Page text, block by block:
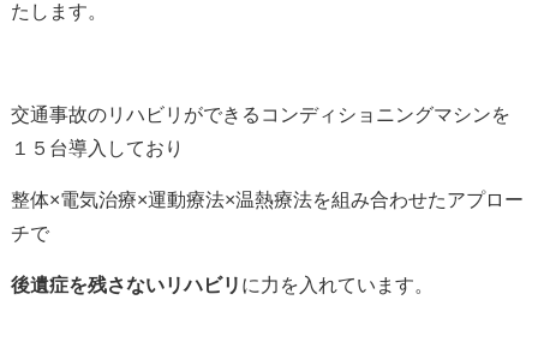
たします。
交通事故のリハビリができるコンディショニングマシンを
１５台導入しており
整体×電気治療×運動療法×温熱療法を組み合わせたアプロー
チで
後遺症を残さないリハビリ に力を入れています。